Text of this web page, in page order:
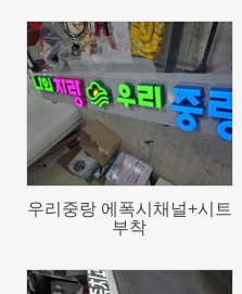
50
우리중랑 에폭시채널+시트
부착